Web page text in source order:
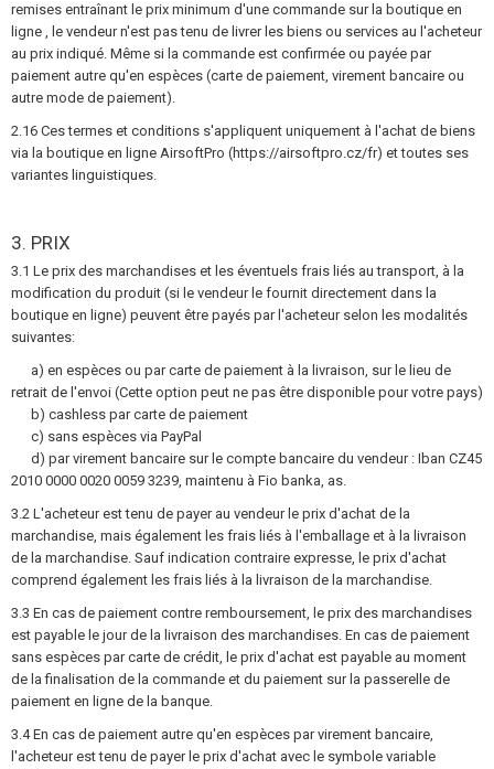
remises entraînant le prix minimum d'une commande sur la boutique en
ligne , le vendeur n'est pas tenu de livrer les biens ou services au l'acheteur
au prix indiqué. Même si la commande est confirmée ou payée par
paiement autre qu'en espèces (carte de paiement, virement bancaire ou
autre mode de paiement).
2.16 Ces termes et conditions s'appliquent uniquement à l'achat de biens
via la boutique en ligne AirsoftPro (https://airsoftpro.cz/fr) et toutes ses
variantes linguistiques.
3. PRIX
3.1 Le prix des marchandises et les éventuels frais liés au transport, à la
modification du produit (si le vendeur le fournit directement dans la
boutique en ligne) peuvent être payés par l'acheteur selon les modalités
suivantes:
a) en espèces ou par carte de paiement à la livraison, sur le lieu de
retrait de l'envoi (Cette option peut ne pas être disponible pour votre pays)
b) cashless par carte de paiement
c) sans espèces via PayPal
d) par virement bancaire sur le compte bancaire du vendeur : Iban CZ45
2010 0000 0020 0059 3239, maintenu à Fio banka, as.
3.2 L'acheteur est tenu de payer au vendeur le prix d'achat de la
marchandise, mais également les frais liés à l'emballage et à la livraison
de la marchandise. Sauf indication contraire expresse, le prix d'achat
comprend également les frais liés à la livraison de la marchandise.
3.3 En cas de paiement contre remboursement, le prix des marchandises
est payable le jour de la livraison des marchandises. En cas de paiement
sans espèces par carte de crédit, le prix d'achat est payable au moment
de la finalisation de la commande et du paiement sur la passerelle de
paiement en ligne de la banque.
3.4 En cas de paiement autre qu'en espèces par virement bancaire,
l'acheteur est tenu de payer le prix d'achat avec le symbole variable